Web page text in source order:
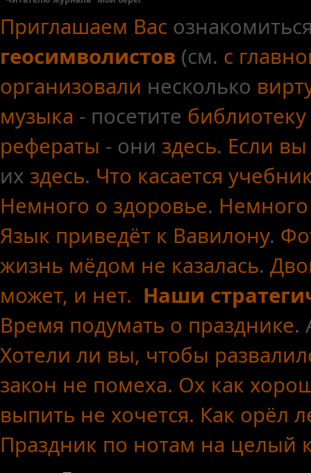
Приглашаем Вас
геосимволистов (см. с
организовали несколько
музыка - посетите
рефераты - они здесь. Если
их здесь. Что касается
Немного о здоровье.
Язык приведёт к Вавилону.
жизнь мёдом не казалась.
может, и нет. Наши
Время подумать о празднике.
Хотели ли вы, чтобы
закон не помеха. Ох как
выпить не хочется. Как орёл
Праздник по нотам на целый